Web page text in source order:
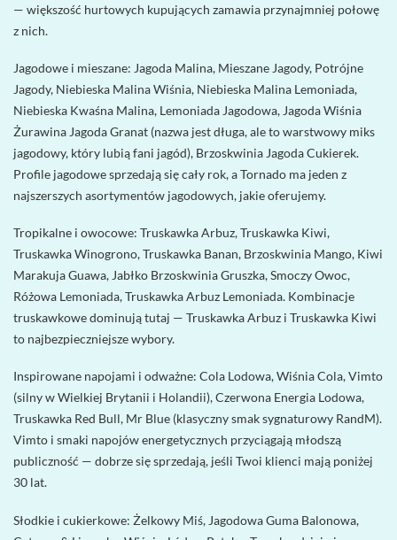
— większość hurtowych kupujących zamawia przynajmniej połowę
z nich.
Jagodowe i mieszane: Jagoda Malina, Mieszane Jagody, Potrójne
Jagody, Niebieska Malina Wiśnia, Niebieska Malina Lemoniada,
Niebieska Kwaśna Malina, Lemoniada Jagodowa, Jagoda Wiśnia
Żurawina Jagoda Granat (nazwa jest długa, ale to warstwowy miks
jagodowy, który lubią fani jagód), Brzoskwinia Jagoda Cukierek.
Profile jagodowe sprzedają się cały rok, a Tornado ma jeden z
najszerszych asortymentów jagodowych, jakie oferujemy.
Tropikalne i owocowe: Truskawka Arbuz, Truskawka Kiwi,
Truskawka Winogrono, Truskawka Banan, Brzoskwinia Mango, Kiwi
Marakuja Guawa, Jabłko Brzoskwinia Gruszka, Smoczy Owoc,
Różowa Lemoniada, Truskawka Arbuz Lemoniada. Kombinacje
truskawkowe dominują tutaj — Truskawka Arbuz i Truskawka Kiwi
to najbezpieczniejsze wybory.
Inspirowane napojami i odważne: Cola Lodowa, Wiśnia Cola, Vimto
(silny w Wielkiej Brytanii i Holandii), Czerwona Energia Lodowa,
Truskawka Red Bull, Mr Blue (klasyczny smak sygnaturowy RandM).
Vimto i smaki napojów energetycznych przyciągają młodszą
publiczność — dobrze się sprzedają, jeśli Twoi klienci mają poniżej
30 lat.
Słodkie i cukierkowe: Żelkowy Miś, Jagodowa Guma Balonowa,